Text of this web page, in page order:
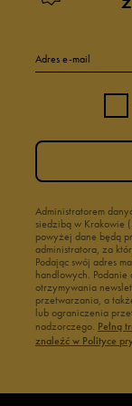
Adres e-mail
Administratorem
siedzibą w Krakowie
powyżej dane będą
administratora, za
Podając swój adres
handlowych.
otrzymywania
przetwarzania, a
lub ograniczenia
nadzorczego. Pełną
znaleźć w Polityce